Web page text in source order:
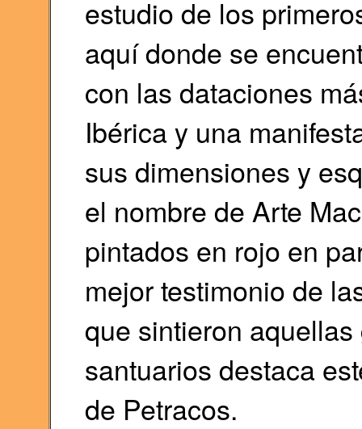
estudio de los
aquí donde se
con las dataciones
Ibérica y una
sus dimensiones y
el nombre de Arte
pintados en rojo en
mejor testimonio de
que sintieron
santuarios destaca
de Petracos.